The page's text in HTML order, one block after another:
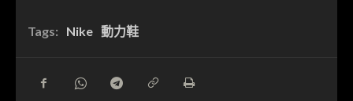
Tags: Nike 動力鞋